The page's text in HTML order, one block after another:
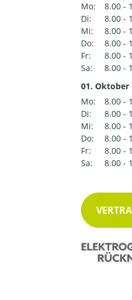
Mo:
8.00 -
Di:
8.00 -
Mi:
8.00 -
Do:
8.00 -
Fr:
8.00 -
Sa:
8.00 -
01. Oktober
Mo:
8.00 -
Di:
8.00 -
Mi:
8.00 -
Do:
8.00 -
Fr:
8.00 -
Sa:
8.00 -